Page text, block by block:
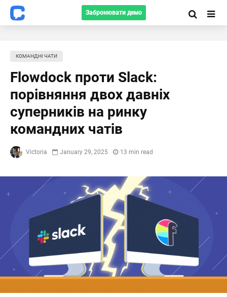
Забронювати демо
КОМАНДНІ ЧАТИ
Flowdock проти Slack:
порівняння двох давніх
суперників на ринку
командних чатів
Victoria January 29, 2025 13 min read